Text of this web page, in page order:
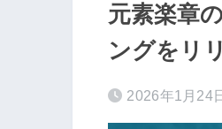
元素楽章
ングをリ
2026年1月24